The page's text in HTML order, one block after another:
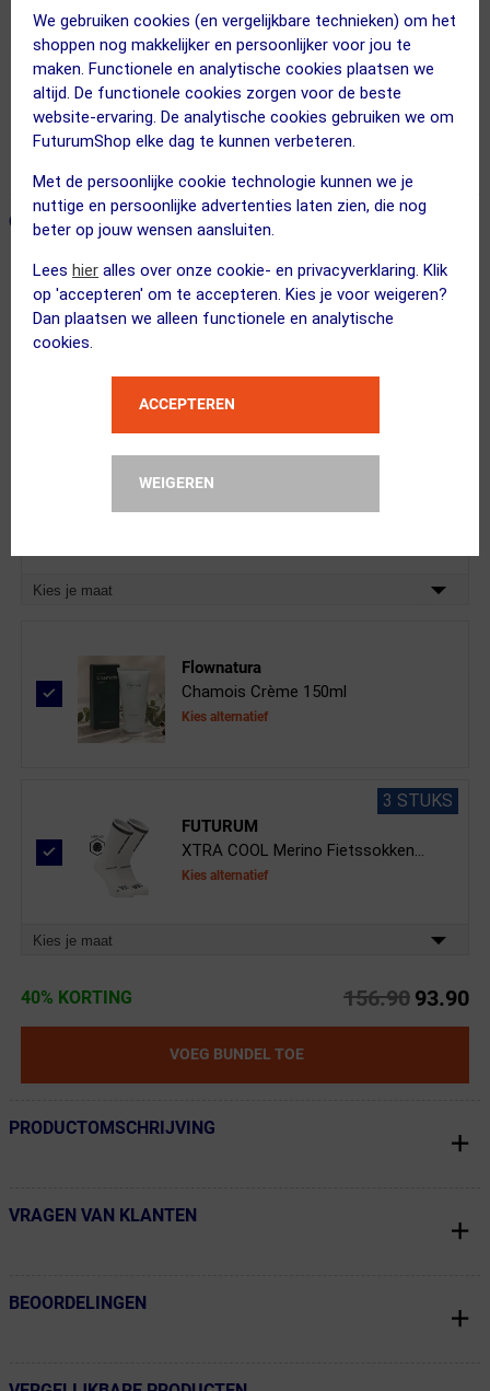
We gebruiken cookies (en vergelijkbare technieken) om het
shoppen nog makkelijker en persoonlijker voor jou te
maken. Functionele en analytische cookies plaatsen we
altijd. De functionele cookies zorgen voor de beste
website-ervaring. De analytische cookies gebruiken we om
FuturumShop elke dag te kunnen verbeteren.
Met de persoonlijke cookie technologie kunnen we je
nuttige en persoonlijke advertenties laten zien, die nog
beter op jouw wensen aansluiten.
Lees hier alles over onze cookie- en privacyverklaring. Klik
op 'accepteren' om te accepteren. Kies je voor weigeren?
Dan plaatsen we alleen functionele en analytische
cookies.
ACCEPTEREN
WEIGEREN
Gratis verzending vanaf €49
Voor 23:00 uur besteld, morgen in huis
← Terug naar productnavigatie
ONZE AANBEVOLEN COMBINATIE
Craft
FYTS
Kies je maat
Flownatura
Chamois Crème 150ml
Kies alternatief
3 STUKS
FUTURUM
XTRA COOL Merino Fietssokken...
Kies alternatief
Kies je maat
40% KORTING 156.90 93.90
VOEG BUNDEL TOE
← Terug naar productnavigatie
PRODUCTOMSCHRIJVING
← Terug naar productnavigatie
VRAGEN VAN KLANTEN
← Terug naar productnavigatie
BEOORDELINGEN